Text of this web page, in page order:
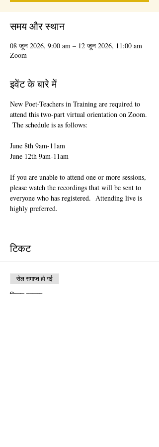
समय और स्थान
08 जून 2026, 9:00 am – 12 जून 2026, 11:00 am
Zoom
इवेंट के बारे में
New Poet-Teachers in Training are required to
attend this two-part virtual orientation on Zoom.
The schedule is as follows:
June 8th 9am-11am
June 12th 9am-11am
If you are unable to attend one or more sessions,
please watch the recordings that will be sent to
everyone who has registered.  Attending live is
highly preferred.
टिकट
सेल समाप्त हो गई
टिकट प्रकार